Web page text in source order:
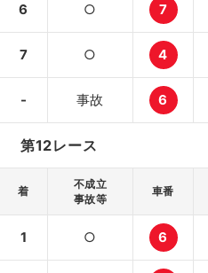
6 ○ 7
7 ○ 4
- 事故 6
第12レース
着
不成立
事故等
車番
1 ○ 6